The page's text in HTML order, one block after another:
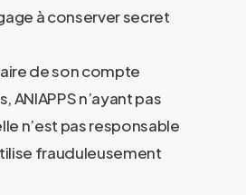
à conserver secret
de son compte
n’ayant pas
n’est pas responsable
frauduleusement